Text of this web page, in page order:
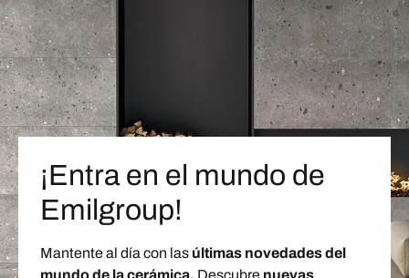
¡Entra en el mundo de
Emilgroup!
Mantente al día con las últimas novedades del
mundo de la cerámica. Descubre nuevas